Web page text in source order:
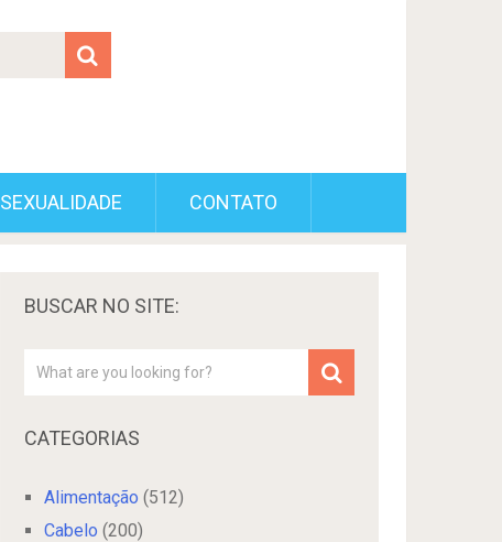
SEXUALIDADE CONTATO
BUSCAR NO SITE:
CATEGORIAS
Alimentação (512)
Cabelo (200)